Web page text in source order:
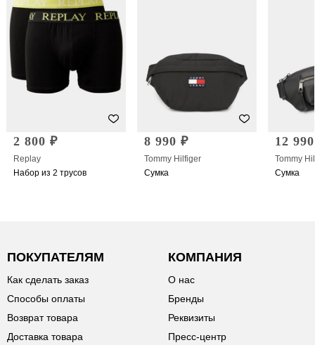
2 800 ₽
Replay
Набор из 2 трусов
8 990 ₽
Tommy Hilfiger
Сумка
12
Tommy
Сумка
ПОКУПАТЕЛЯМ
Как сделать заказ
Способы оплаты
Возврат товара
Доставка товара
КОМПАНИЯ
О нас
Бренды
Реквизиты
Пресс-центр